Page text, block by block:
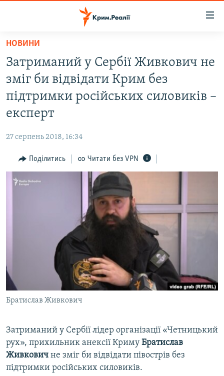
Перейти
основного
матеріалу
Перейти
до
основної
Перейти
пошуку
ВОДА.КРИМ
ВІДЕО ТА ФОТО
ПОГЛЯД
ІНТЕРВ'Ю
ВСЕ ЗА ДЕНЬ
ВІДЕОУРОКИ «ELIFBE»
СВІДЧЕННЯ ОКУПАЦІЇ
УКРАЇНСЬКА ПРОБЛЕМА КРИМУ
ЯК ОБІЙТИ БЛОКУВАННЯ
ДОЛУЧАЙСЯ!
Усі сайти RFE/RL
НОВИНИ
Затриманий у Сербії Живкович не
зміг би відвідати Крим без
підтримки російських силовиків –
експерт
27 серпень 2018, 16:34
Поділитись Читати без VPN
Братислав Живкович
Затриманий у Сербії лідер організації «Четницький
рух», прихильник анексії Криму Братислав
Живкович не зміг би відвідати півострів без
підтримки російських силовиків.